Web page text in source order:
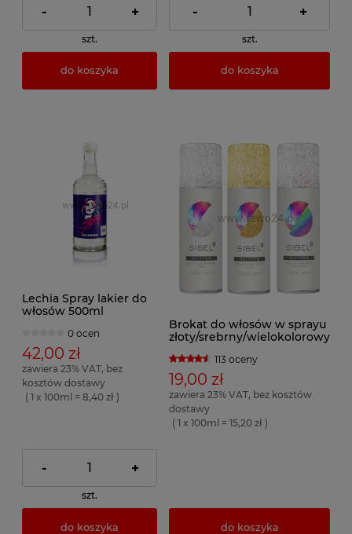
- +
szt.
do koszyka
- +
szt.
do koszyka
Lechia Spray lakier do
włosów 500ml
0 ocen
42,00 zł
zawiera 23% VAT, bez
kosztów dostawy
( 1 x 100ml = 8,40 zł )
- +
szt.
do koszyka
Brokat do włosów w sprayu
złoty/srebrny/wielokolorowy
113 oceny
19,00 zł
zawiera 23% VAT, bez kosztów
dostawy
( 1 x 100ml = 15,20 zł )
do koszyka